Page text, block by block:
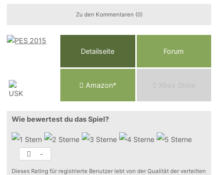
Zu den Kommentaren (0)
Detailseite Forum
Amazon* Xbox Store
Wie bewertest du das Spiel?
-
Dieses Rating für registrierte Benutzer lebt von der Qualität der verteilten